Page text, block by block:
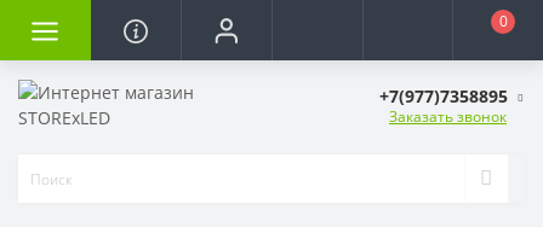
0
+7(977)7358895
Заказать звонок